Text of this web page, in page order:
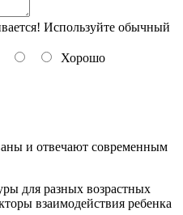
Используйте обычный
Хорошо
и отвечают современным
для разных возрастных
взаимодействия ребенка